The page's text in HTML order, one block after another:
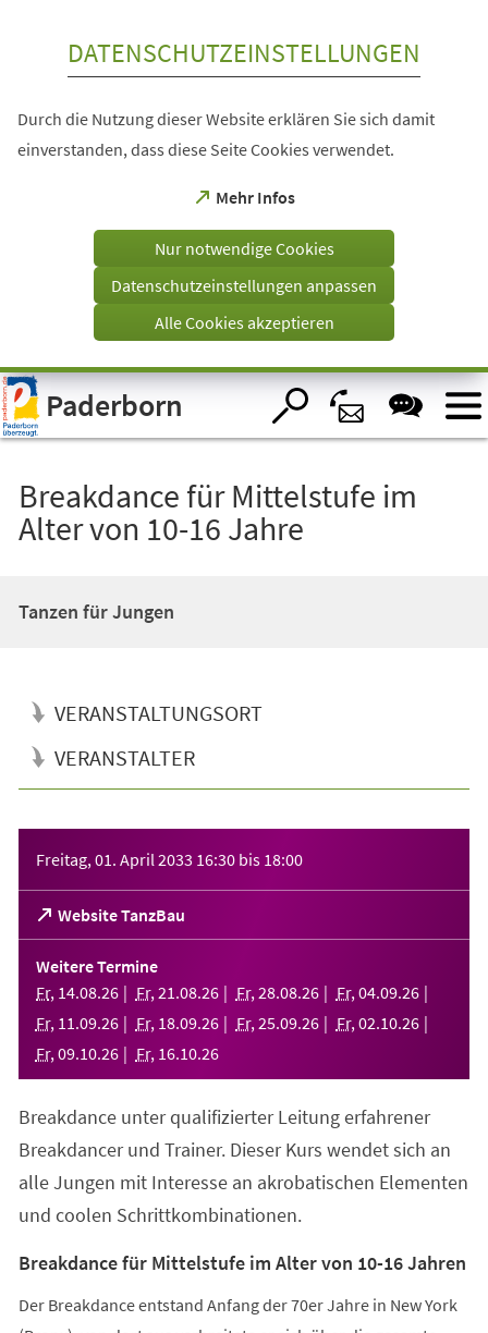
Visuelle
Assistenzsoftware
öffnen.
DATENSCHUTZEINSTELLUNGEN
Durch die Nutzung dieser Website erklären Sie sich damit
einverstanden, dass diese Seite Cookies verwendet.
Mehr Infos
(Öffnet
einem
Tab)
Nur notwendige Cookies
Datenschutzeinstellungen anpassen
Alle Cookies akzeptieren
Paderborn
Breakdance für Mittelstufe im
Alter von 10-16 Jahre
Tanzen für Jungen
VERANSTALTUNGSORT
VERANSTALTER
Freitag, 01. April 2033 16:30 bis 18:00
Website TanzBau
(Öffnet
in
einem
neuen
Tab)
Weitere Termine
Fr, 14.08.26 Fr, 21 .08.26 Fr, 28.08.26 Fr, 04.09.26
Fr, 11 .09.26 Fr, 18.09.26 Fr, 25.09.26 Fr, 02.10.26
Fr, 09.10.26 Fr, 16.10.26
Breakdance unter qualifizierter Leitung erfahrener
Breakdancer und Trainer. Dieser Kurs wendet sich an
alle Jungen mit Interesse an akrobatischen Elementen
und coolen Schrittkombinationen.
Breakdance für Mittelstufe im Alter von 10-16 Jahren
Der Breakdance entstand Anfang der 70er Jahre in New York